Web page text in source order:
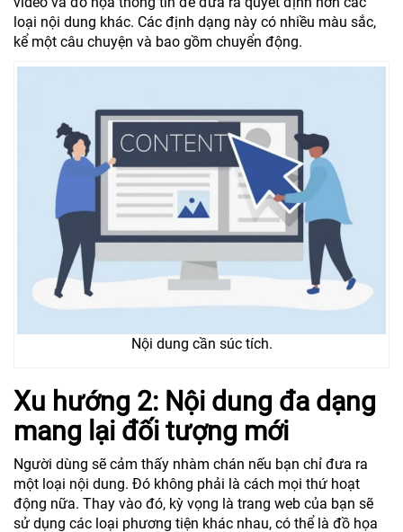
loại nội dung khác. Các định dạng này có nhiều màu sắc,
kể một câu chuyện và bao gồm chuyển động.
Nội dung cần súc tích.
Xu hướng 2: Nội dung đa dạng
mang lại đối tượng mới
Người dùng sẽ cảm thấy nhàm chán nếu bạn chỉ đưa ra
một loại nội dung. Đó không phải là cách mọi thứ hoạt
động nữa. Thay vào đó, kỳ vọng là trang web của bạn sẽ
sử dụng các loại phương tiện khác nhau, có thể là đồ họa